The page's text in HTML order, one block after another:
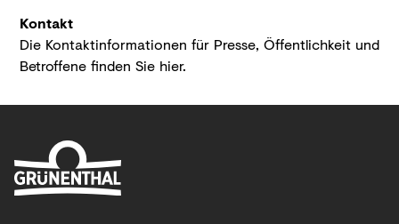
Kontakt
Die Kontaktinformationen für Presse, Öffentlichkeit und
Betroffene finden Sie hier.